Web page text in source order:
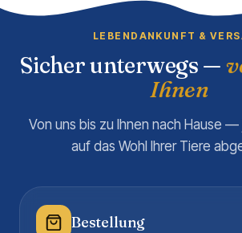
LEBENDANKUNFT &
Sicher unterwegs —
Ihnen
Von uns bis zu Ihnen nach Hause
auf das Wohl Ihrer Tiere
Bestellung